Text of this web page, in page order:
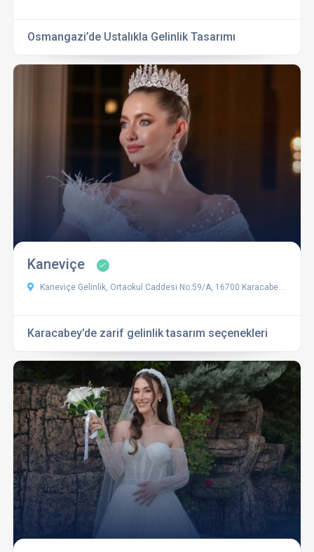
Osmangazi’de Ustalıkla Gelinlik Tasarımı
Kaneviçe
Kaneviçe Gelinlik, Ortaokul Caddesi No:59/A, 16700 Karacabey/Bursa, Türkiye
Karacabey’de zarif gelinlik tasarım seçenekleri